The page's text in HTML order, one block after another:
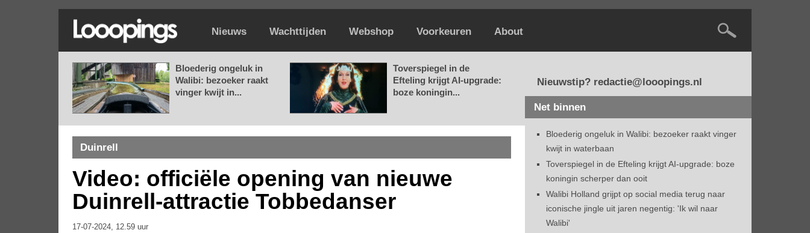
Nieuws Wachttijden Webshop Voorkeuren About
Bloederig ongeluk in
Walibi: bezoeker raakt
vinger kwijt in...
Toverspiegel in de
Efteling krijgt AI-upgrade:
boze koningin...
Duinrell
Video: officiële opening van nieuwe
Duinrell-attractie Tobbedanser
17-07-2024, 12.59 uur
Nieuwstip? redactie@looopings.nl
Net binnen
Bloederig ongeluk in Walibi: bezoeker raakt vinger
kwijt in waterbaan
Toverspiegel in de Efteling krijgt AI-upgrade: boze
koningin scherper dan ooit
Walibi Holland grijpt op social media terug naar
iconische jingle uit jaren negentig: 'Ik wil naar
Walibi'